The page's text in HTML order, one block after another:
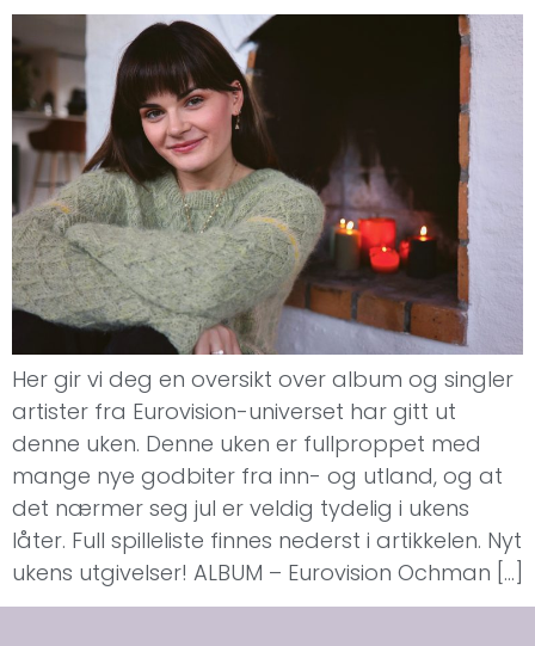
Her gir vi deg en oversikt over album og singler
artister fra Eurovision-universet har gitt ut
denne uken. Denne uken er fullproppet med
mange nye godbiter fra inn- og utland, og at
det nærmer seg jul er veldig tydelig i ukens
låter. Full spilleliste finnes nederst i artikkelen. Nyt
ukens utgivelser! ALBUM – Eurovision Ochman […]